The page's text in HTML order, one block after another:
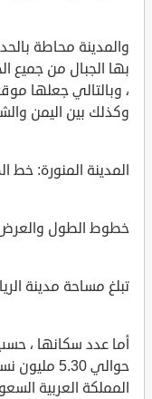
والمدينة محاطة
بها الجبال من جميع
، وبالتالي جعلها
وكذلك بين اليمن
المدينة المنورة: خط الطول 39:36
خطوط الطول والعرض
تبلغ مساحة مدينة الرياض 1435 كيلومترًا
حوالي
المملكة العربية